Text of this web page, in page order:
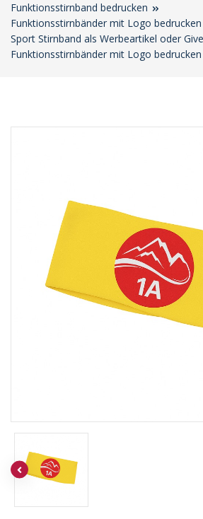
Funktionsstirnband bedrucken
Funktionsstirnbänder mit Logo bedrucken
Sport Stirnband als Werbeartikel oder
Funktionsstirnbänder mit Logo bedrucken